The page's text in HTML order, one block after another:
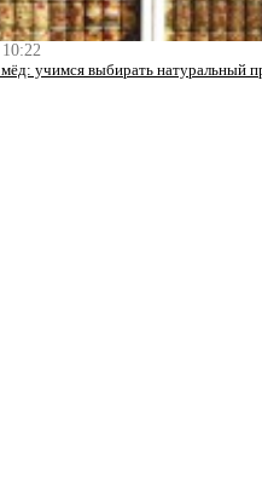
учимся выбирать натуральный